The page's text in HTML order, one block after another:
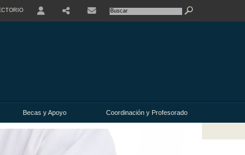
Becas y Apoyo Coordinación y Profesorado